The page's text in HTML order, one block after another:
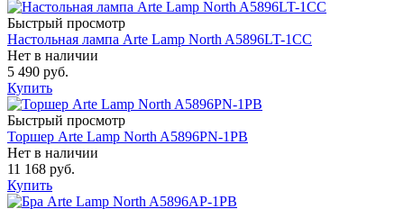
Быстрый просмотр
Настольная лампа Arte Lamp North A5896LT-1CC
Нет в наличии
5 490 руб.
Купить
Быстрый просмотр
Торшер Arte Lamp North A5896PN-1PB
Нет в наличии
11 168 руб.
Купить